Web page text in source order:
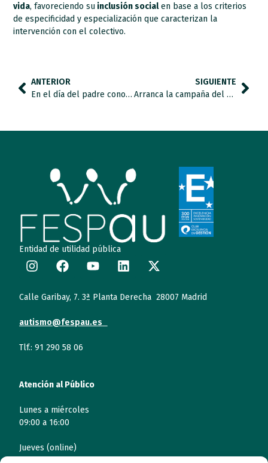
vida, favoreciendo su inclusión socialen base a los criterios
de especificidad y especialización que caracterizan la
intervención con el colectivo.
ANTERIOR
En el día del padre conocemos a Gregorio Imedio, padre de Kai.
SIGUIENTE
Arranca la campaña del Día Mundial de Concienciación sobre el Autismo
Entidad de utilidad pública
Calle Garibay, 7. 3ª Planta Derecha 28007 Madrid
autismo@fespau.es
Tlf.: 91 290 58 06
Atención al Público
Lunes a miércoles
09:00 a 16:00
Jueves (online)